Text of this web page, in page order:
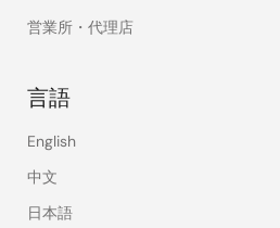
営業所・代理店
言語
English
中文
日本語